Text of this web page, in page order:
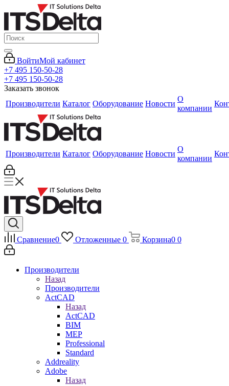
ВойтиМой кабинет
+7 495 150-50-28
+7 495 150-50-28
Заказать звонок
Производители Каталог Оборудование Новости
О
компании
Производители Каталог Оборудование Новости
О
компании
Сравнение0 Отложенные 0 Корзина0 0
Производители
Назад
Производители
ActCAD
Назад
ActCAD
BIM
MEP
Professional
Standard
Addreality
Adobe
Назад